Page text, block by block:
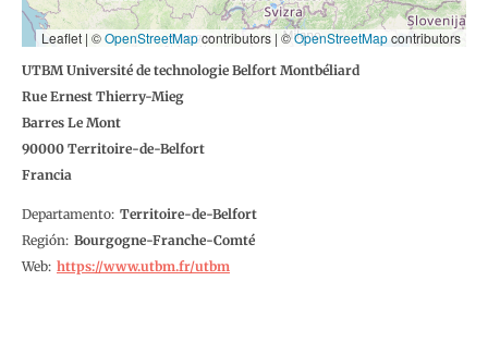
Leaflet | ©OpenStreetMapcontributors | ©OpenStreetMapcontributors
UTBM Université de technologie Belfort Montbéliard
Rue Ernest Thierry-Mieg
Barres Le Mont
90000 Territoire-de-Belfort
Francia
Departamento Territoire-de-Belfort
Región Bourgogne-Franche-Comté
Web https://www.utbm.fr/utbm